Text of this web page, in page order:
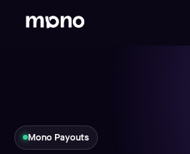
Mono Payouts